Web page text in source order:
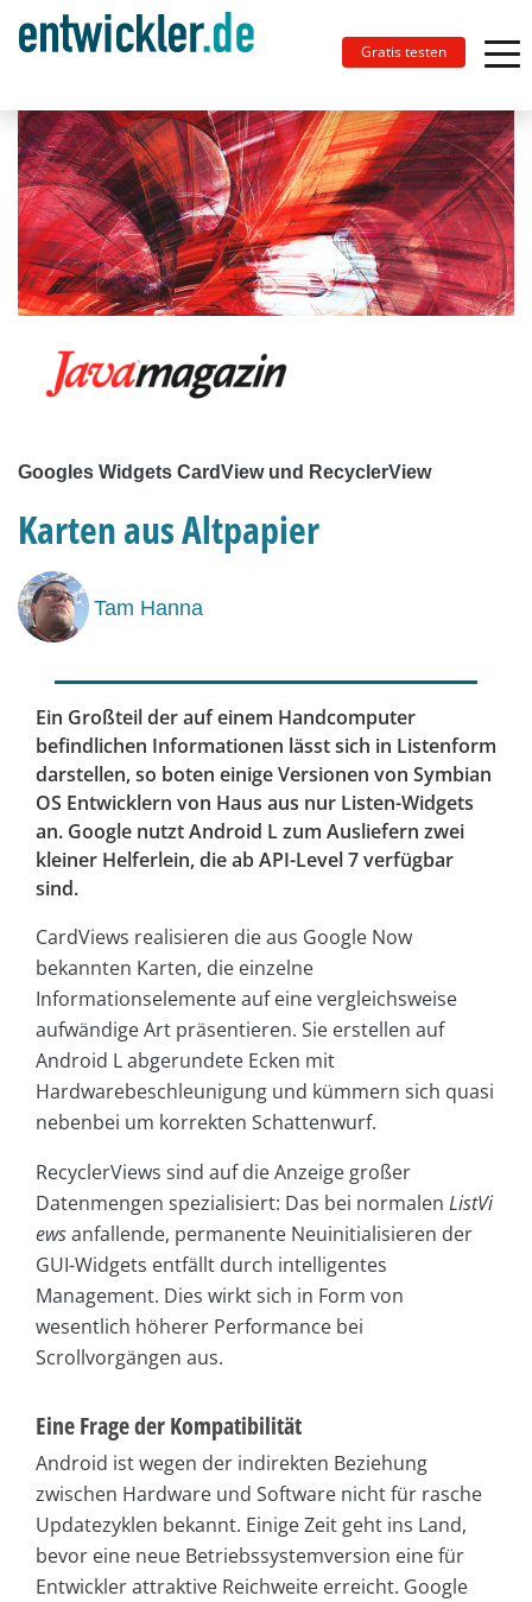
Gratis testen
Googles Widgets CardView und RecyclerView
Karten aus Altpapier
Tam Hanna
Ein Großteil der auf einem Handcomputer
befindlichen Informationen lässt sich in Listenform
darstellen, so boten einige Versionen von Symbian
OS Entwicklern von Haus aus nur Listen-Widgets
an. Google nutzt Android L zum Ausliefern zwei
kleiner Helferlein, die ab API-Level 7 verfügbar
sind.
CardViews realisieren die aus Google Now
bekannten Karten, die einzelne
Informationselemente auf eine vergleichsweise
aufwändige Art präsentieren. Sie erstellen auf
Android L abgerundete Ecken mit
Hardwarebeschleunigung und kümmern sich quasi
nebenbei um korrekten Schattenwurf.
RecyclerViews sind auf die Anzeige großer
Datenmengen spezialisiert: Das bei normalen ListVi
ewsanfallende, permanente Neuinitialisieren der
GUI-Widgets entfällt durch intelligentes
Management. Dies wirkt sich in Form von
wesentlich höherer Performance bei
Scrollvorgängen aus.
Eine Frage der Kompatibilität
Android ist wegen der indirekten Beziehung
zwischen Hardware und Software nicht für rasche
Updatezyklen bekannt. Einige Zeit geht ins Land,
bevor eine neue Betriebssystemversion eine für
Entwickler attraktive Reichweite erreicht. Google